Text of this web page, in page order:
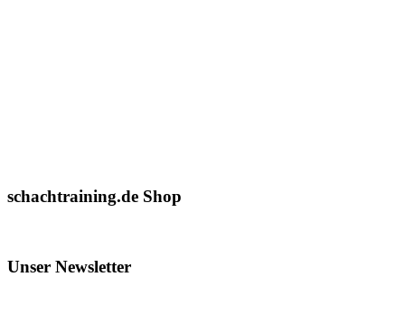
schachtraining.de Shop
Unser Newsletter